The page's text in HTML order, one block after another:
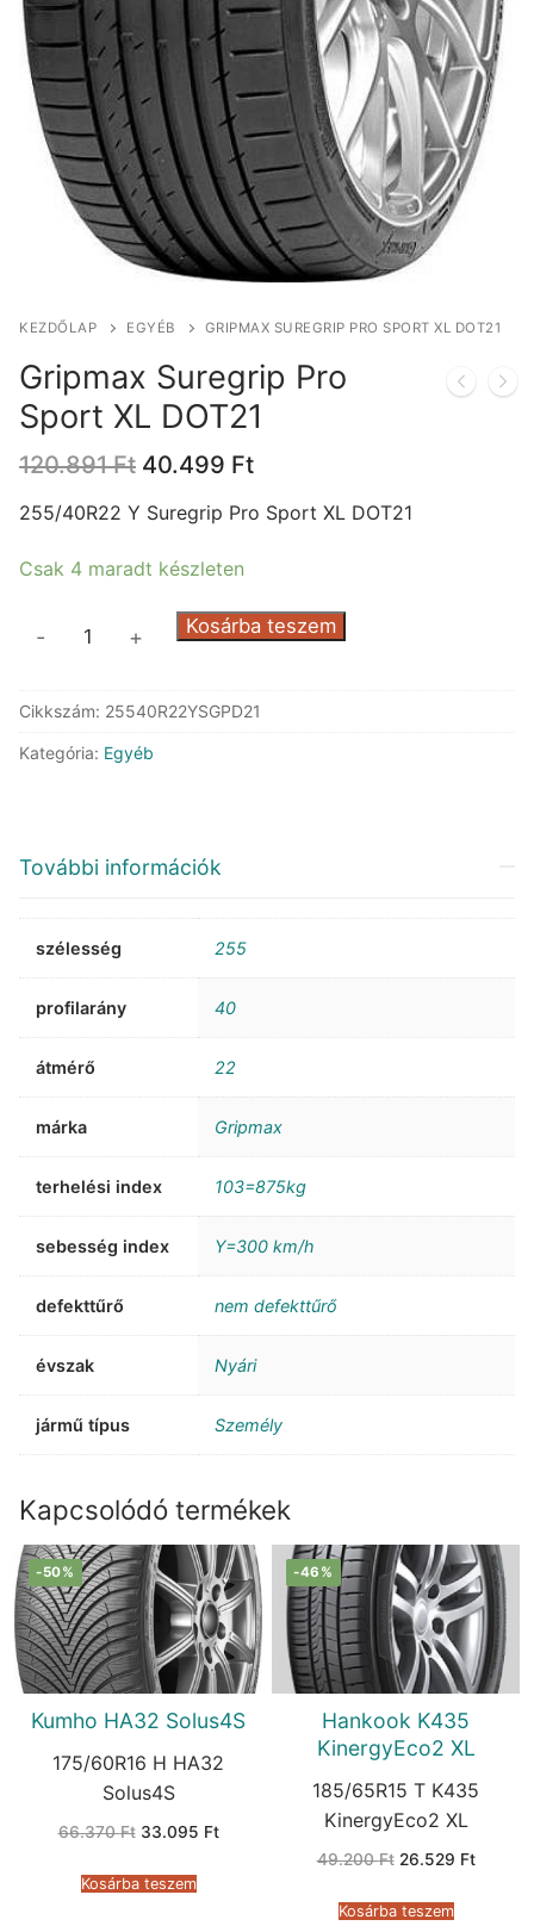
KEZDŐLAP EGYÉB GRIPMAX SUREGRIP PRO SPORT XL DOT21
Gripmax Suregrip Pro
Sport XL DOT21
120.891Ft Original
was:
40.499 FtCurrent
is:
255/40R22 Y Suregrip Pro Sport XL DOT21
Csak 4 maradt készleten
Gripmax
Sport
XL
- + Kosárba teszem
Cikkszám: 25540R22YSGPD21
Kategória: Egyéb
További információk
szélesség 255
profilarány 40
átmérő 22
márka Gripmax
terhelési index 103=875kg
sebesség index Y=300 km/h
defekttűrő nem defekttűrő
évszak Nyári
jármű típus Személy
Kapcsolódó termékek
-50%
Kumho HA32 Solus4S
175/60R16 H HA32
Solus4S
66.370Ft Original
66.370 Ft.
33.095 FtCurrent
Kosárba teszem
-46%
Hankook K435
KinergyEco2 XL
185/65R15 T K435
KinergyEco2 XL
49.200Ft Original
49.200 Ft.
26.529 FtCurrent
Kosárba teszem